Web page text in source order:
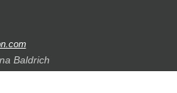
Baldrich